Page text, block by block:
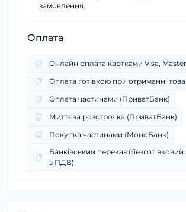
замовлення.
Оплата
Онлайн оплата картками Visa,
Оплата готівкою при отриманні
Оплата частинами (ПриватБанк)
Миттєва розстрочка (ПриватБанк)
Покупка частинами (МоноБанк)
Банківський переказ
з ПДВ)